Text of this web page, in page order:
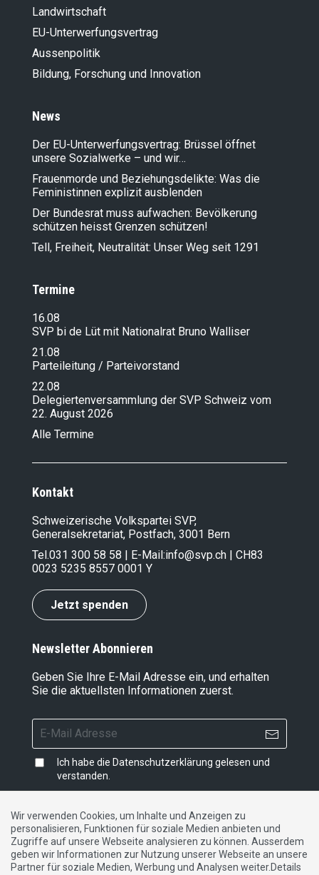
Landwirt­schaft
EU-Unterwerfungsvertrag
Aussenpolitik
Bildung, Forschung und Innovation
News
Der EU-Unterwerfungsvertrag: Brüssel öffnet
unsere Sozialwerke – und wir…
Frauenmorde und Beziehungsdelikte: Was die
Feministinnen explizit ausblenden
Der Bundesrat muss aufwachen: Bevölkerung
schützen heisst Grenzen schützen!
Tell, Freiheit, Neutralität: Unser Weg seit 1291
Termine
16.08
SVP bi de Lüt mit Nationalrat Bruno Walliser
21.08
Parteileitung / Parteivorstand
22.08
Delegiertenversammlung der SVP Schweiz vom
22. August 2026
Alle Termine
Kontakt
Schweizerische Volkspartei SVP,
Generalsekretariat, Postfach, 3001 Bern
Tel.031 300 58 58 | E-Mail:info@svp.ch | CH83
0023 5235 8557 0001 Y
Jetzt spenden
Newsletter Abonnieren
Geben Sie Ihre E-Mail Adresse ein, und erhalten
Sie die aktuellsten Informationen zuerst.
Ich habe die Datenschutzerklärung gelesen und
verstanden.
Impressum |Datenschutzerklärung|Kontakt
DE FR IT
Wir verwenden Cookies, um Inhalte und Anzeigen zu
personalisieren, Funktionen für soziale Medien anbieten und
Zugriffe auf unsere Webseite analysieren zu können. Ausserdem
geben wir Informationen zur Nutzung unserer Webseite an unsere
Partner für soziale Medien, Werbung und Analysen weiter.Details